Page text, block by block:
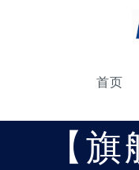
首页
【